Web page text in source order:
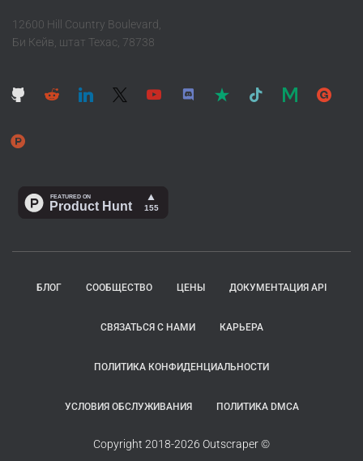
12600 Hill Country Boulevard,
Би Кейв, штат Техас, 78738
БЛОГ СООБЩЕСТВО ЦЕНЫ ДОКУМЕНТАЦИЯ API
СВЯЗАТЬСЯ С НАМИ КАРЬЕРА
ПОЛИТИКА КОНФИДЕНЦИАЛЬНОСТИ
УСЛОВИЯ ОБСЛУЖИВАНИЯ ПОЛИТИКА DMCA
Copyright 2018-2026 Outscraper ©